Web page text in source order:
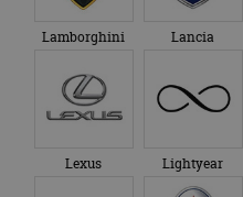
Lamborghini Lancia
Lexus Lightyear